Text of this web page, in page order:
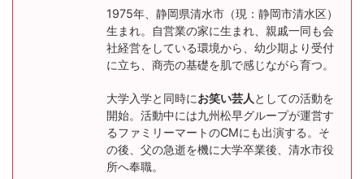
1975年、静岡県清水市（現：静岡市清水区）
生まれ。自営業の家に生まれ、親戚一同も会
社経営をしている環境から、幼少期より受付
に立ち、商売の基礎を肌で感じながら育つ。
大学入学と同時にお笑い芸人 としての活動を
開始。活動中には九州松早グループが運営す
るファミリーマートのCMにも出演する。そ
の後、父の急逝を機に大学卒業後、清水市役
所へ奉職。